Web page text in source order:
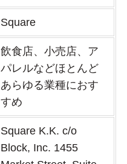
Square
飲食店、小売店、ア
パレルなどほとんど
あらゆる業種におす
すめ
Square K.K. c/o
Block, Inc. 1455